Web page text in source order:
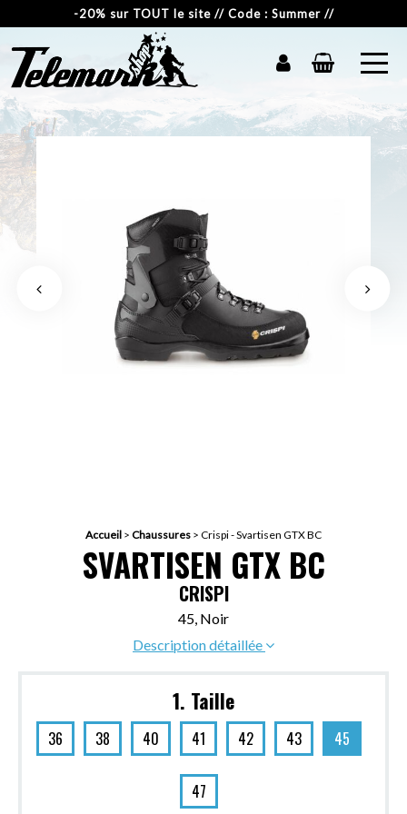
-20% sur TOUT le site // Code : Summer //
Accueil > Chaussures > Crispi - Svartisen GTX BC
SVARTISEN GTX BC
CRISPI
45, Noir
Description détaillée
1. Taille
36 38 40 41 42 43 45
47